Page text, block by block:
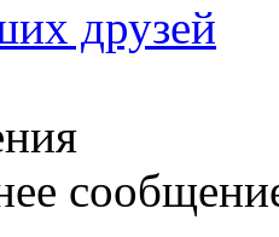
друзей